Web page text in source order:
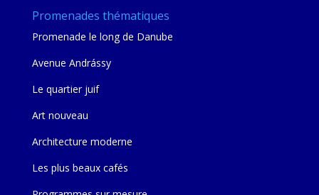
Promenades thématiques
Promenade le long de Danube
Avenue Andrássy
Le quartier juif
Art nouveau
Architecture moderne
Les plus beaux cafés